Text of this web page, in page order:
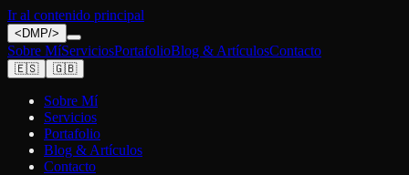
Ir al contenido principal
< DMP/>
Sobre MíServiciosPortafolioBlog & ArtículosContacto
🇪🇸 🇬🇧
Sobre Mí
Servicios
Portafolio
Blog & Artículos
Contacto